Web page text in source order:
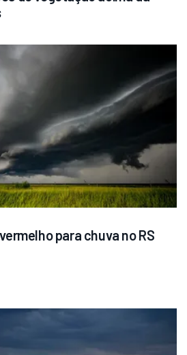
para chuva no RS